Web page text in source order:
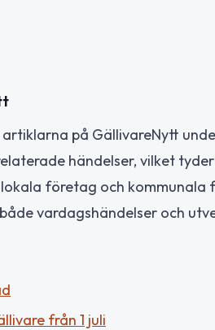
på GällivareNytt
händelser, vilket
företag och
vardagshändelser och
från 1 juli